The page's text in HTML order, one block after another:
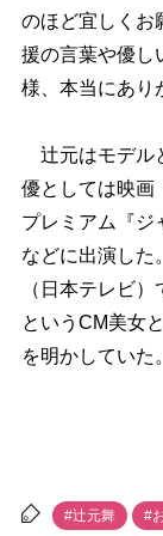
のほど宜しくお
援の言葉や優し
様、本当にあり
辻元はモデル
優としては映画
プレミアム『ジ
などに出演した
（日本テレビ）
というCM美女
を明かしていた。
#辻元舞 #